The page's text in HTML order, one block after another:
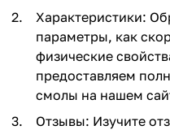
Характеристики:
параметры, как
физические
предоставляем
смолы на нашем
Отзывы: Изучите